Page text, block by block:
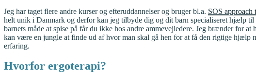
Jeg har taget flere andre kurser og efteruddannelser og bruger bl.a. SOS approach
helt unik i Danmark og derfor kan jeg tilbyde dig og dit barn specialiseret hjælp
barnets måde at spise på får du ikke hos andre ammevejledere. Jeg brænder for
kan være en jungle at finde ud af hvor man skal gå hen for at få den rigtige hjælp
erfaring.
Hvorfor ergoterapi?